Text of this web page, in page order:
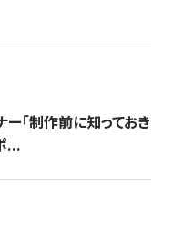
ー「制作前に知っておき
...